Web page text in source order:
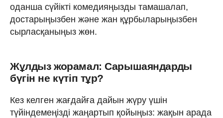
оданша сүйікті комедияңызды тамашалап,
достарыңызбен және жан құрбыларыңызбен
сырласқаныңыз жөн.
Жұлдыз жорамал: Сарышаяндарды
бүгін не күтіп тұр?
Кез келген жағдайға дайын жүру үшін
түйіндемеңізді жаңартып қойыңыз: жақын арада